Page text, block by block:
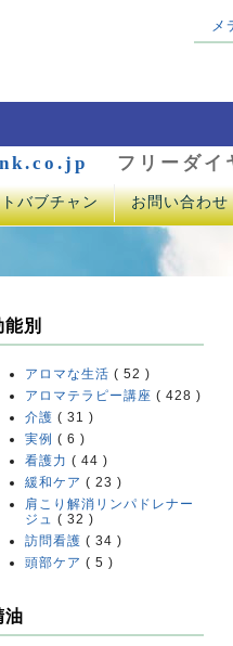
メ
フリーダイ
バブチャン お問い合わせ
能別
アロマな生活 ( 52 )
アロマテラピー講座 ( 428 )
介護 ( 31 )
実例 ( 6 )
看護力 ( 44 )
緩和ケア ( 23 )
肩こり解消リンパドレナー
ジュ ( 32 )
訪問看護 ( 34 )
頭部ケア ( 5 )
油